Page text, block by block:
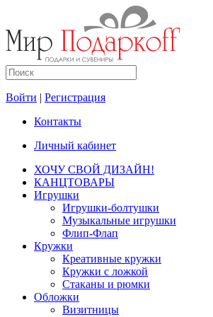
Войти | Регистрация
Контакты
Личный кабинет
ХОЧУ СВОЙ ДИЗАЙН!
КАНЦТОВАРЫ
Игрушки
Игрушки-болтушки
Музыкальные игрушки
Флип-Флап
Кружки
Креативные кружки
Кружки с ложкой
Стаканы и рюмки
Обложки
Визитницы